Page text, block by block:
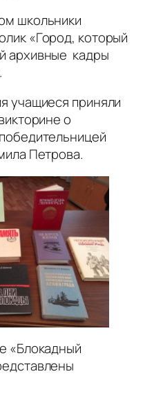
школьники
«Город, который
архивные кадры
учащиеся приняли
о
Петрова.
«Блокадный